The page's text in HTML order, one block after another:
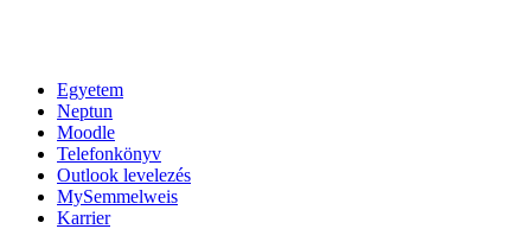
Egyetem
Neptun
Moodle
Telefonkönyv
Outlook levelezés
MySemmelweis
Karrier